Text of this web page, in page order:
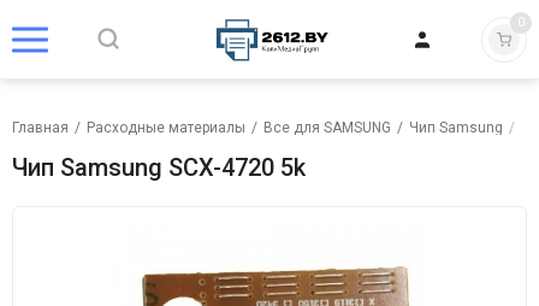
0
Главная / Расходные материалы / Все для SAMSUNG / Чип Samsung /
Чип Samsung SCX-4720 5k